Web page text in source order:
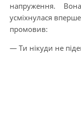
напруження.
усміхнулася
промовив:
— Ти нікуди не